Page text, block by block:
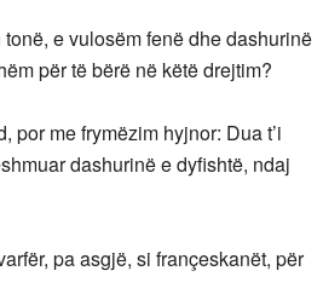
e vulosëm fenë dhe dashurinë
për të bërë në këtë drejtim?
por me frymëzim hyjnor: Dua t’i
dashurinë e dyfishtë, ndaj
pa asgjë, si françeskanët, për